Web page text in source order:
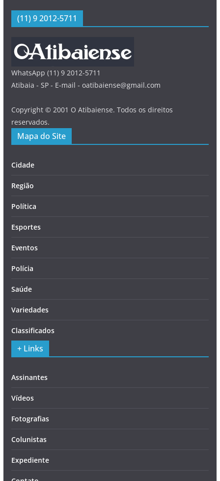
(11) 9 2012-5711
WhatsApp (11) 9 2012-5711
Atibaia - SP - E-mail - oatibaiense@gmail.com
Copyright © 2001 O Atibaiense. Todos os direitos
reservados.
Mapa do Site
Cidade
Região
Política
Esportes
Eventos
Polícia
Saúde
Variedades
Classificados
+ Links
Assinantes
Vídeos
Fotografias
Colunistas
Expediente